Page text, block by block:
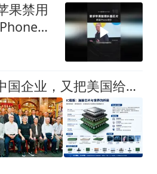
果禁用
涨
全球60%！这拨中国企业，又把美国给干慌了